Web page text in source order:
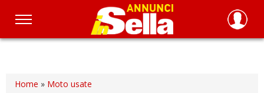
Salta
principale
Home » Moto usate